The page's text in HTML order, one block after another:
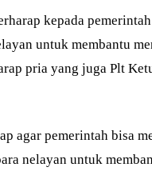
kepada
untuk membantu
pria yang juga Plt
agar pemerintah bisa
nelayan untuk